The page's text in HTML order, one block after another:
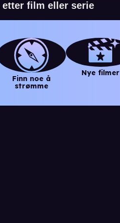
Finn noe å
strømme
Nye filmer